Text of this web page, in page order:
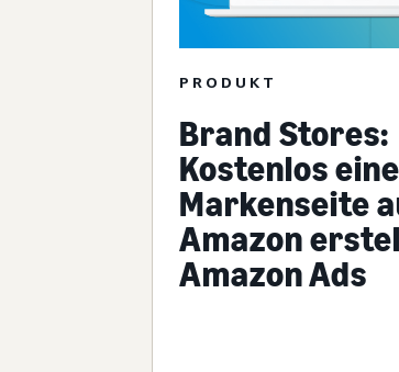
PRODUKT
Brand Stores:
Kostenlos eine
Markenseite
Amazon
Amazon Ads